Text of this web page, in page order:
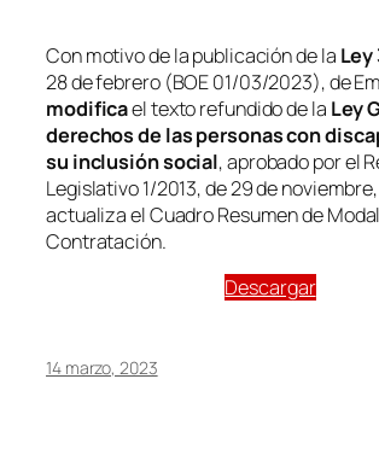
Con motivo de la publicación de la
28 de febrero (BOE 01/03/2023), de
modificael texto refundido de la Ley
derechos de las personas con
su inclusión social, aprobado por el
Legislativo 1/2013, de 29 de
actualiza el Cuadro Resumen de
Contratación.
Descargar
14 marzo, 2023